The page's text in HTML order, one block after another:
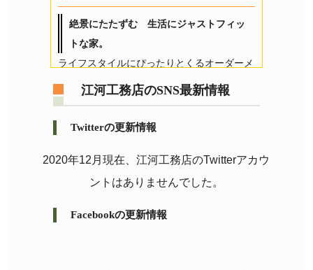
絶景にたたずむ 生活にジャストフィッ
トな家。
ライフスタイルにぴったりとくるオーダーメ
イドな空間。広くもなく、狭くもなく、ちょ
自然に調和した内・外観で 居心地の良
さと格好良さを共存。
でリゾート地を思わせるようなくつろげる空
間。 リビングや寝室に大きな窓をもうけ、
江河工務店のSNS最新情報
Twitterの更新情報
2020年12月現在、江河工務店のTwitterアカウ
ントはありませんでした。
Facebookの更新情報